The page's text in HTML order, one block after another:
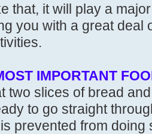
that, it will play a
you with a great deal
IMPORTANT
two slices of bread
to go straight
prevented from doing